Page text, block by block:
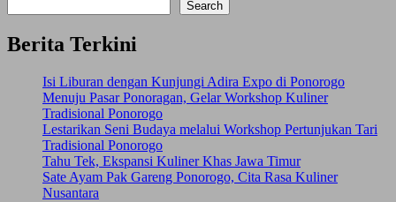
Search
Berita Terkini
Isi Liburan dengan Kunjungi Adira Expo di Ponorogo
Menuju Pasar Ponoragan, Gelar Workshop Kuliner
Tradisional Ponorogo
Lestarikan Seni Budaya melalui Workshop Pertunjukan Tari
Tradisional Ponorogo
Tahu Tek, Ekspansi Kuliner Khas Jawa Timur
Sate Ayam Pak Gareng Ponorogo, Cita Rasa Kuliner
Nusantara